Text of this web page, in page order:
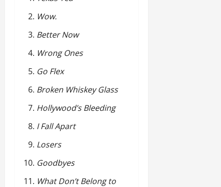
Wow.
Better Now
Wrong Ones
Go Flex
Broken Whiskey Glass
Hollywood’s Bleeding
I Fall Apart
Losers
Goodbyes
What Don’t Belong to